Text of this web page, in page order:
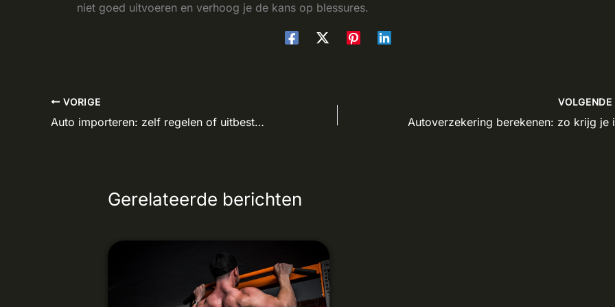
niet goed uitvoeren en verhoog je de kans op blessures.
VORIGE
Auto importeren: zelf regelen of uitbesteden? Dit mis je snel
VOLGENDE
Gerelateerde berichten